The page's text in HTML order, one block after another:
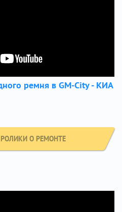
ремня в GM-City - КИА
О РЕМОНТЕ